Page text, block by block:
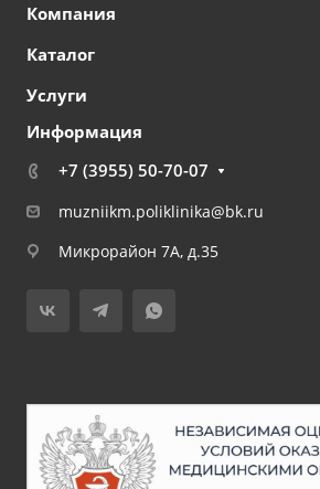
Компания
Каталог
Услуги
Информация
+7 (3955) 50-70-07
muzniikm.poliklinika@bk.ru
Микрорайон 7А, д.35